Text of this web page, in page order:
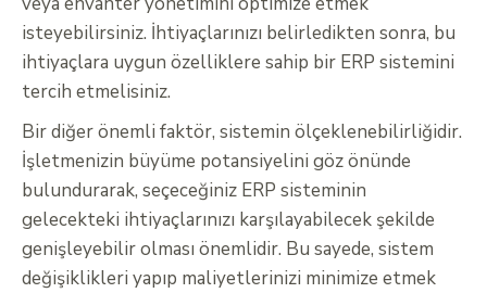
isteyebilirsiniz. İhtiyaçlarınızı belirledikten sonra, bu
ihtiyaçlara uygun özelliklere sahip bir ERP sistemini
tercih etmelisiniz.
Bir diğer önemli faktör, sistemin ölçeklenebilirliğidir.
İşletmenizin büyüme potansiyelini göz önünde
bulundurarak, seçeceğiniz ERP sisteminin
gelecekteki ihtiyaçlarınızı karşılayabilecek şekilde
genişleyebilir olması önemlidir. Bu sayede, sistem
değişiklikleri yapıp maliyetlerinizi minimize etmek